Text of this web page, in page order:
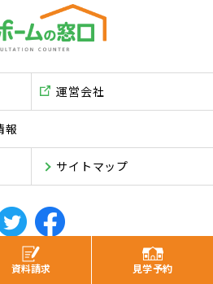
資料請求 見学予約
報
サイトマップ
運営会社
© ASUKI Inc.